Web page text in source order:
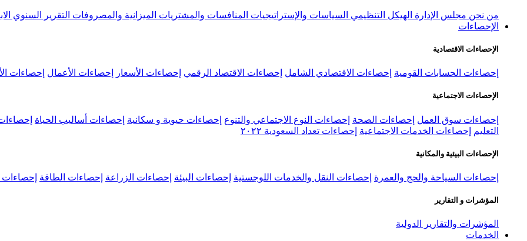
من نحن مجلس الإدارة الهيكل التنظيمي السياسات والإستراتيجيات المنافسات والمشتريات الميزانية والمصروفات التقرير السنوي
الإحصاءات
الإحصاءات الاقتصادية
إحصاءات الحسابات القومية إحصاءات الاقتصادي الشامل إحصاءات الاقتصاد الرقمي إحصاءات الأسعار إحصاءات الأعمال إحصاءات
الإحصاءات الاجتماعية
إحصاءات سوق العمل إحصاءات الصحة إحصاءات النوع الاجتماعي والتنوع إحصاءات حيوية و سكانية إحصاءات أساليب الحياة
التعليم
إحصاءات الخدمات الاجتماعية إحصاءات تعداد السعودية ٢٠٢٢
الإحصاءات البيئية والمكانية
إحصاءات السياحة والحج والعمرة إحصاءات النقل والخدمات اللوجستية إحصاءات البيئة إحصاءات الزراعة إحصاءات الطاقة إحصاءات
المؤشرات و التقارير
المؤشرات والتقارير الدولية
الخدمات